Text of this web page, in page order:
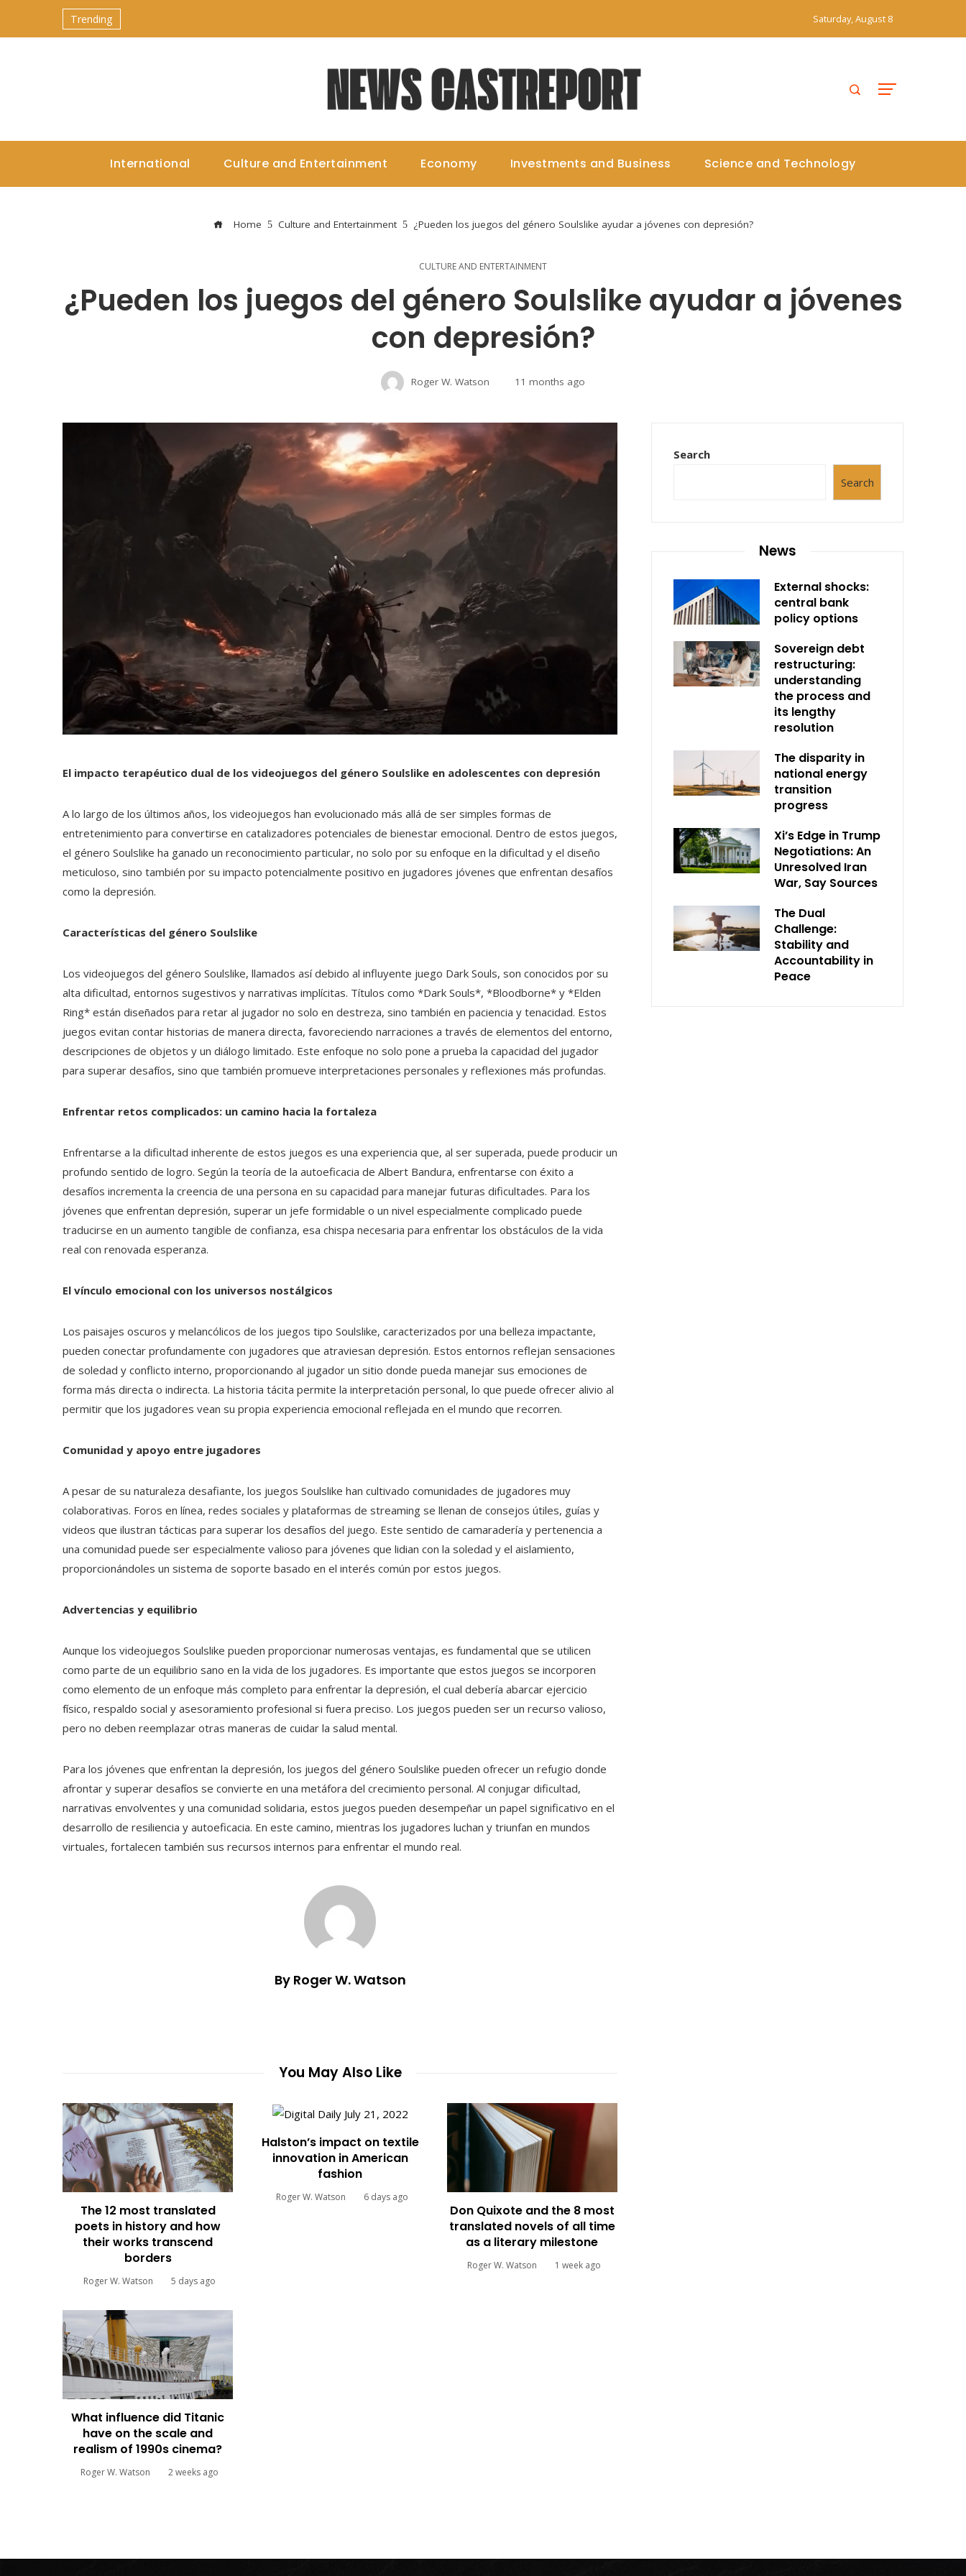
Trending Saturday, August 8
International Culture and Entertainment Economy Investments and Business Science and Technology
Home Culture and Entertainment ¿Pueden los juegos del género Soulslike ayudar a jóvenes con depresión?
CULTURE AND ENTERTAINMENT
¿Pueden los juegos del género Soulslike ayudar a jóvenes
con depresión?
Roger W. Watson 11 months ago
El impacto terapéutico dual de los videojuegos del género Soulslike en adolescentes con depresión
A lo largo de los últimos años, los videojuegos han evolucionado más allá de ser simples formas de
entretenimiento para convertirse en catalizadores potenciales de bienestar emocional. Dentro de estos juegos,
el género Soulslike ha ganado un reconocimiento particular, no solo por su enfoque en la dificultad y el diseño
meticuloso, sino también por su impacto potencialmente positivo en jugadores jóvenes que enfrentan desafíos
como la depresión.
Características del género Soulslike
Los videojuegos del género Soulslike, llamados así debido al influyente juego Dark Souls, son conocidos por su
alta dificultad, entornos sugestivos y narrativas implícitas. Títulos como *Dark Souls*, *Bloodborne* y *Elden
Ring* están diseñados para retar al jugador no solo en destreza, sino también en paciencia y tenacidad. Estos
juegos evitan contar historias de manera directa, favoreciendo narraciones a través de elementos del entorno,
descripciones de objetos y un diálogo limitado. Este enfoque no solo pone a prueba la capacidad del jugador
para superar desafíos, sino que también promueve interpretaciones personales y reflexiones más profundas.
Enfrentar retos complicados: un camino hacia la fortaleza
Enfrentarse a la dificultad inherente de estos juegos es una experiencia que, al ser superada, puede producir un
profundo sentido de logro. Según la teoría de la autoeficacia de Albert Bandura, enfrentarse con éxito a
desafíos incrementa la creencia de una persona en su capacidad para manejar futuras dificultades. Para los
jóvenes que enfrentan depresión, superar un jefe formidable o un nivel especialmente complicado puede
traducirse en un aumento tangible de confianza, esa chispa necesaria para enfrentar los obstáculos de la vida
real con renovada esperanza.
El vínculo emocional con los universos nostálgicos
Los paisajes oscuros y melancólicos de los juegos tipo Soulslike, caracterizados por una belleza impactante,
pueden conectar profundamente con jugadores que atraviesan depresión. Estos entornos reflejan sensaciones
de soledad y conflicto interno, proporcionando al jugador un sitio donde pueda manejar sus emociones de
forma más directa o indirecta. La historia tácita permite la interpretación personal, lo que puede ofrecer alivio al
permitir que los jugadores vean su propia experiencia emocional reflejada en el mundo que recorren.
Comunidad y apoyo entre jugadores
A pesar de su naturaleza desafiante, los juegos Soulslike han cultivado comunidades de jugadores muy
colaborativas. Foros en línea, redes sociales y plataformas de streaming se llenan de consejos útiles, guías y
videos que ilustran tácticas para superar los desafíos del juego. Este sentido de camaradería y pertenencia a
una comunidad puede ser especialmente valioso para jóvenes que lidian con la soledad y el aislamiento,
proporcionándoles un sistema de soporte basado en el interés común por estos juegos.
Advertencias y equilibrio
Aunque los videojuegos Soulslike pueden proporcionar numerosas ventajas, es fundamental que se utilicen
como parte de un equilibrio sano en la vida de los jugadores. Es importante que estos juegos se incorporen
como elemento de un enfoque más completo para enfrentar la depresión, el cual debería abarcar ejercicio
físico, respaldo social y asesoramiento profesional si fuera preciso. Los juegos pueden ser un recurso valioso,
pero no deben reemplazar otras maneras de cuidar la salud mental.
Para los jóvenes que enfrentan la depresión, los juegos del género Soulslike pueden ofrecer un refugio donde
afrontar y superar desafíos se convierte en una metáfora del crecimiento personal. Al conjugar dificultad,
narrativas envolventes y una comunidad solidaria, estos juegos pueden desempeñar un papel significativo en el
desarrollo de resiliencia y autoeficacia. En este camino, mientras los jugadores luchan y triunfan en mundos
virtuales, fortalecen también sus recursos internos para enfrentar el mundo real.
By Roger W. Watson
You May Also Like
The 12 most translated
poets in history and how
their works transcend
borders
Roger W. Watson 5 days ago
Halston’s impact on textile
innovation in American
fashion
Roger W. Watson 6 days ago
Don Quixote and the 8 most
translated novels of all time
as a literary milestone
Roger W. Watson 1 week ago
What influence did Titanic
have on the scale and
realism of 1990s cinema?
Roger W. Watson 2 weeks ago
Search
Search
News
External shocks:
central bank
policy options
Sovereign debt
restructuring:
understanding
the process and
its lengthy
resolution
The disparity in
national energy
transition
progress
Xi’s Edge in Trump
Negotiations: An
Unresolved Iran
War, Say Sources
The Dual
Challenge:
Stability and
Accountability in
Peace